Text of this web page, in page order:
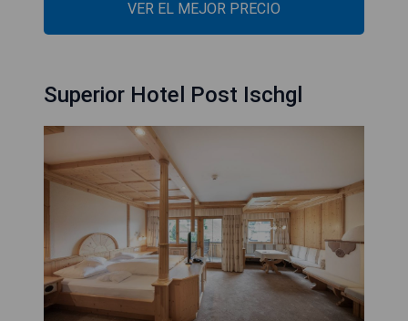
VER EL MEJOR PRECIO
Superior Hotel Post Ischgl